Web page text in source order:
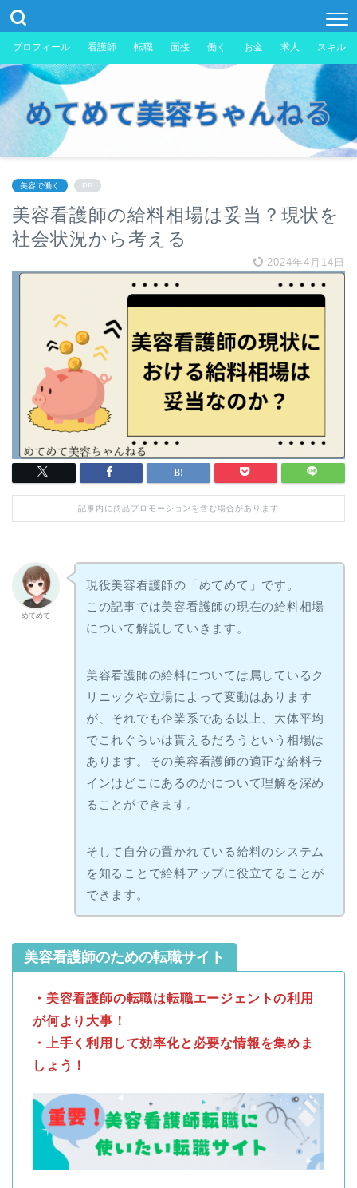
プロフィール 看護師 転職 面接 働く お金 求人 スキル
美容で働く PR
美容看護師の給料相場は妥当？現状を
社会状況から考える
2024年4月14日
記事内に商品プロモーションを含む場合があります
めてめて
現役美容看護師の「めてめて」です。
この記事では美容看護師の現在の給料相場
について解説していきます。
美容看護師の給料については属しているク
リニックや立場によって変動はあります
が、それでも企業系である以上、大体平均
でこれぐらいは貰えるだろうという相場は
あります。その美容看護師の適正な給料ラ
インはどこにあるのかについて理解を深め
ることができます。
そして自分の置かれている給料のシステム
を知ることで給料アップに役立てることが
できます。
美容看護師のための転職サイト
・美容看護師の転職は転職エージェントの利用
が何より大事！
・上手く利用して効率化と必要な情報を集めま
しょう！